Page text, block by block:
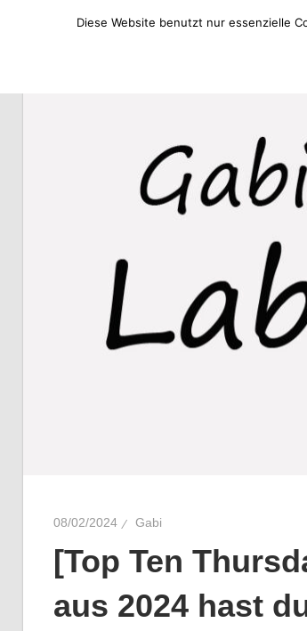
08/02/2024 Gabi
[Top Ten
aus 2024 hast
Diese Website benutzt nur essenzielle